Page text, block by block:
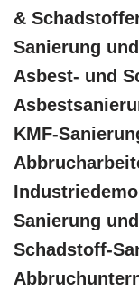
&
Sanierung
Asbest- und
KMF-
Sanierung
Schadstoff-